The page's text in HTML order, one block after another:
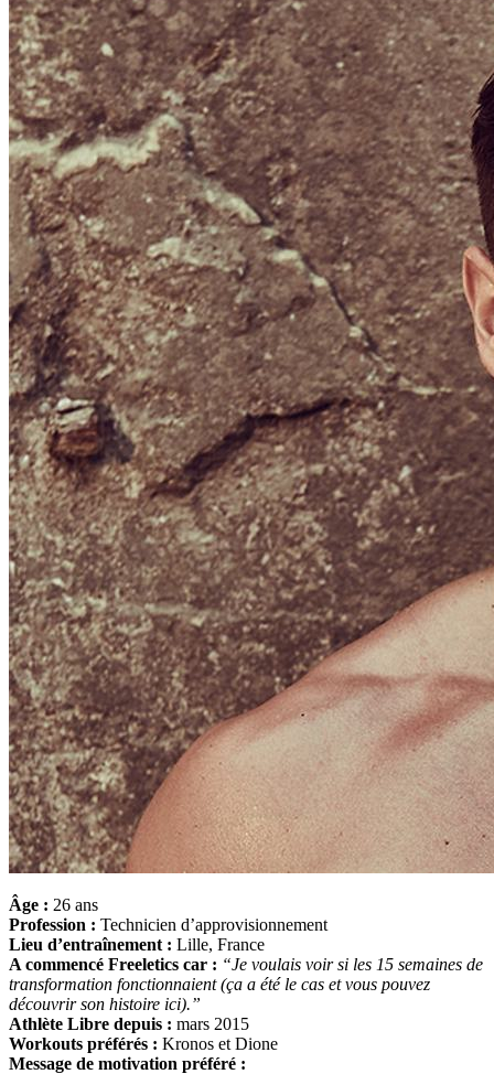
Âge : 26 ans
Profession : Technicien d’approvisionnement
Lieu d’entraînement : Lille, France
A commencé Freeletics car : “Je voulais voir si les 15 semaines de
transformation fonctionnaient (ça a été le cas et vous pouvez
découvrir son histoire ici).”
Athlète Libre depuis : mars 2015
Workouts préférés : Kronos et Dione
Message de motivation préféré :